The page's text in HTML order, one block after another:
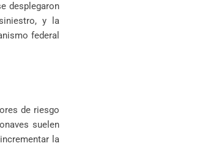
desplegaron
y la
federal
de riesgo
suelen
la